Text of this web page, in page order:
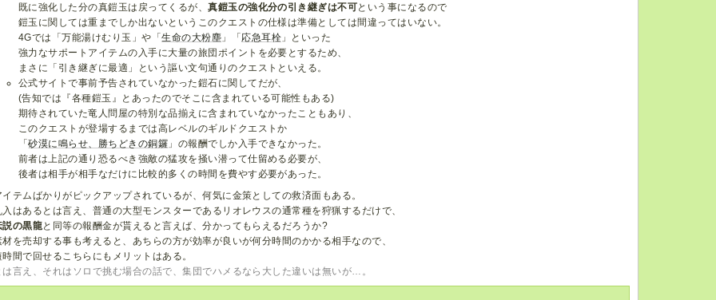
既に強化した分の真鎧玉は戻ってくるが、真鎧玉の強化分の引き継ぎは不可という事になるので
鎧玉に関しては重までしか出ないというこのクエストの仕様は準備としては間違ってはいない。
4Gでは「万能湯けむり玉」や「生命の大粉塵 」「応急耳栓」といった
強力なサポートアイテムの入手に大量の旅団ポイントを必要とするため、
まさに「引き継ぎに最適」という謳い文句通りのクエストといえる。
公式サイトで事前予告されていなかった鎧石に関してだが、
(告知では『各種鎧玉』とあったのでそこに含まれている可能性もある)
期待されていた竜人問屋の特別な品揃えに含まれていなかったこともあり、
このクエストが登場するまでは高レベルのギルドクエストか
「砂漠に鳴らせ、勝ちどきの銅鑼 」の報酬でしか入手できなかった。
前者は上記の通り恐るべき強敵の猛攻を掻い潜って仕留める必要が、
後者は相手が相手なだけに比較的多くの時間を費やす必要があった。
イテムばかりがピックアップされているが、何気に金策としての救済面もある。
入はあるとは言え、普通の大型モンスターであるリオレウスの通常種を狩猟するだけで、
説の黒龍と同等の報酬金が貰えると言えば、分かってもらえるだろうか?
材を売却する事も考えると、あちらの方が効率が良いが何分時間のかかる相手なので、
時間で回せるこちらにもメリットはある。
は言え、それはソロで挑む場合の話で、集団でハメるなら大した違いは無いが…。